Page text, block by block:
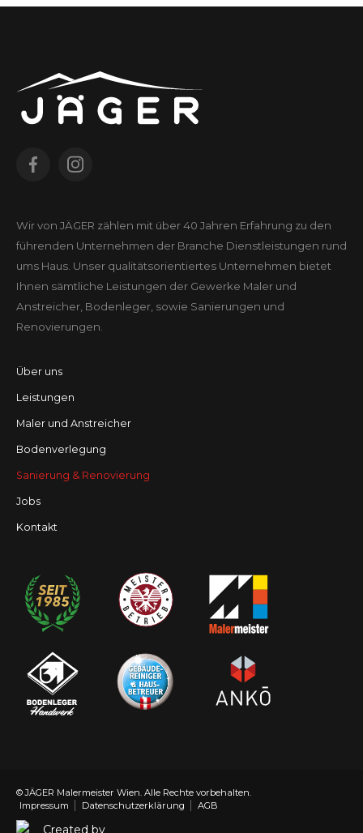
Wir von JÄGER zählen mit über 40 Jahren Erfahrung zu den
führenden Unter­nehmen der Branche Dienst­leistungen rund
ums Haus. Unser qualitäts­orientiertes Unter­nehmen bietet
Ihnen sämtliche Leistungen der Gewerke Maler und
Anstreicher, Bodenleger, sowie Sanierungen und
Renovierungen.
Über uns
Leistungen
Maler und Anstreicher
Bodenverlegung
Sanierung & Renovierung
Jobs
Kontakt
© JÄGER Malermeister Wien. Alle Rechte vorbehalten.
Impressum
Datenschutzerklärung AGB